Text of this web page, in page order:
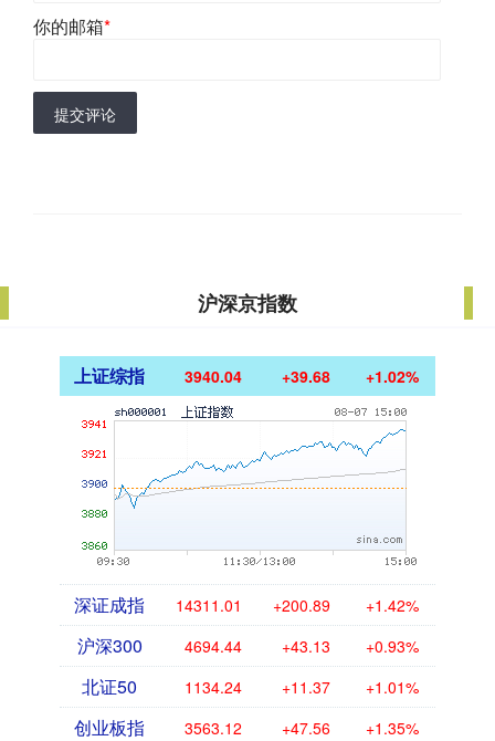
你的邮箱*
提交评论
沪深京指数
上证综指 3940.04 +39.68 +1.02%
深证成指 14311.01 +200.89 +1.42%
沪深300 4694.44 +43.13 +0.93%
北证50 1134.24 +11.37 +1.01%
创业板指 3563.12 +47.56 +1.35%